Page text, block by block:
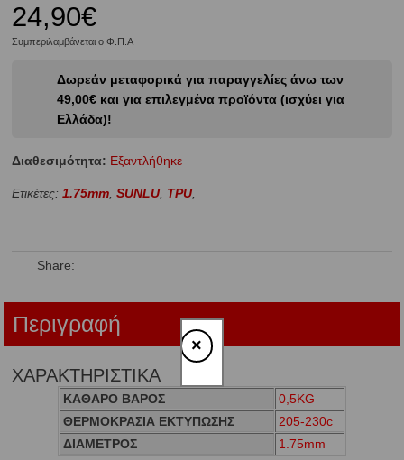
24,90€
Συμπεριλαμβάνεται ο Φ.Π.Α
Δωρεάν μεταφορικά για παραγγελίες άνω των
49,00€ και για επιλεγμένα προϊόντα (ισχύει για
Ελλάδα)!
Διαθεσιμότητα: Eξαντλήθηκε
Ετικέτες:1.75mm,SUNLU, TPU,
Share:
Περιγραφή
ΧΑΡΑΚΤΗΡΙΣΤΙΚΑ
ΚΑΘΑΡΟ ΒΑΡΟΣ
0,5KG
ΘΕΡΜΟΚΡΑΣΙΑ ΕΚΤΥΠΩΣΗΣ
205-230c
ΔΙΑΜΕΤΡΟΣ
1.75mm
×